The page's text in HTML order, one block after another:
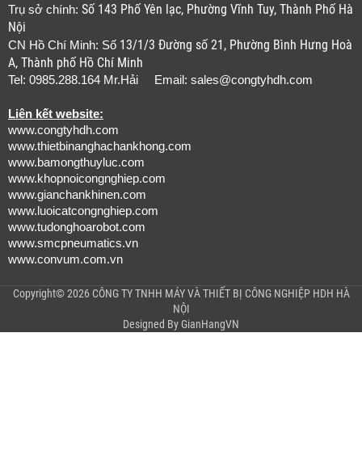
Trụ sở chính: Số 143 Phố Yên lạc, Phường Vĩnh Tuy, Thành Phố Hà
Nội
CN Hồ Chí Minh: Số 13/1/3 Đường số 21, Phường Bình Hưng Hoà
A, Thành phố Hồ Chí Minh
Tel: 0985.288.164 Mr.Hải Email: sales@congtyhdh.com
Liên kết website:
www.congtyhdh.com
www.thietbinanghachankhong.com
www.bamongthuyluc.com
www.khopnoicongnghiep.com
www.gianchankhinen.com
www.luoicatcongnghiep.com
www.tudonghoarobot.com
www.smcpneumatics.vn
www.convum.com.vn
Copyright© 2026 CÔNG TY TNHH MÁY VÀ THIẾT BỊ CÔNG NGHIỆP HDH HÀ
NỘI
Designed By GianHangVN